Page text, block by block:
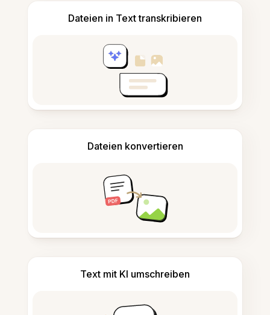
Dateien in Text transkribieren
Dateien konvertieren
Text mit KI umschreiben